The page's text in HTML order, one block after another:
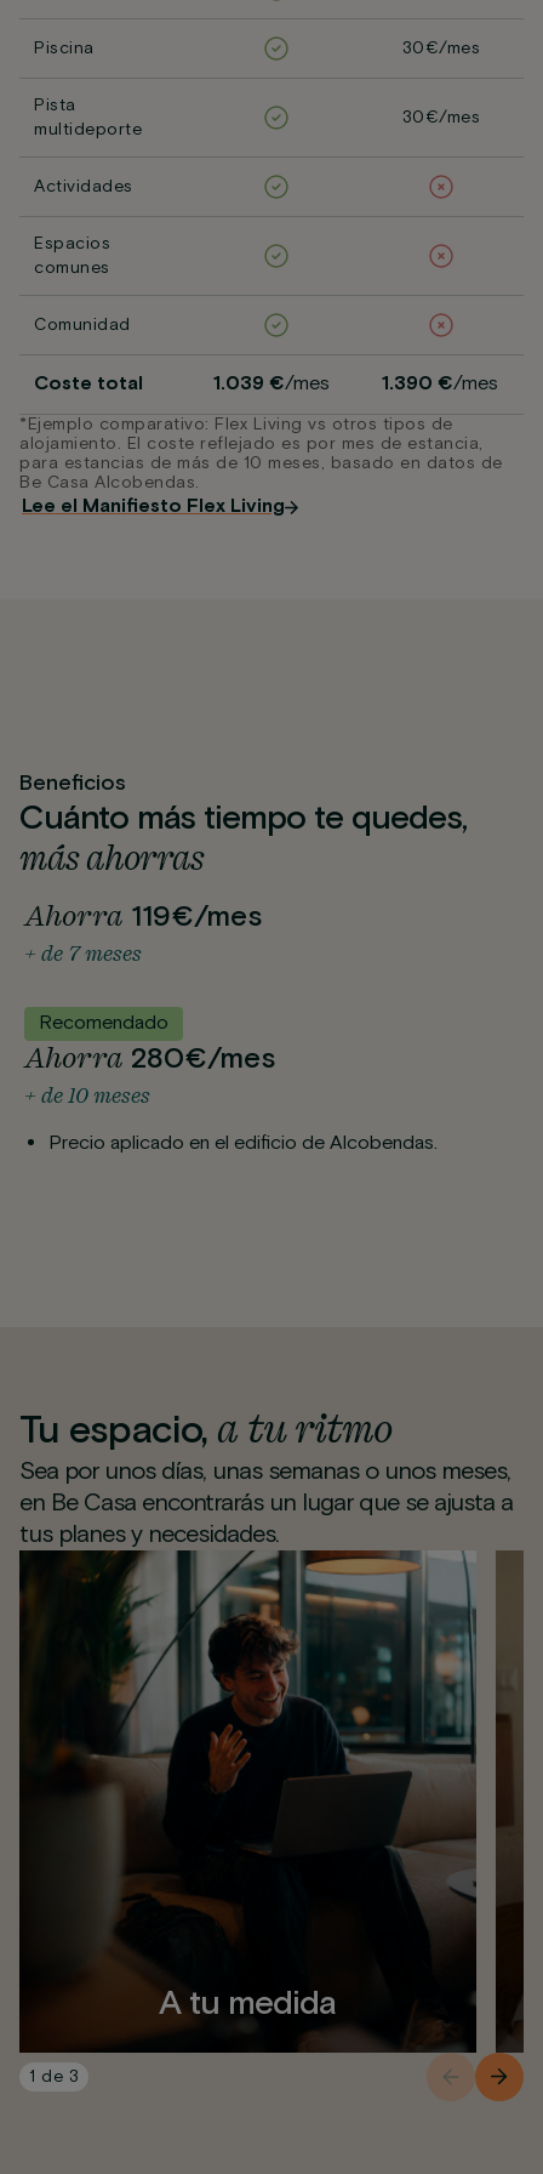
Piscina 30€/mes
Pista
multideporte
30€/mes
Actividades
Espacios
comunes
Comunidad
Coste total 1.039 €/mes 1.390 €/mes
*Ejemplo comparativo: Flex Living vs otros tipos de
alojamiento. El coste reflejado es por mes de estancia,
para estancias de más de 10 meses, basado en datos de
Be Casa Alcobendas.
Lee el Manifiesto Flex Living
Beneficios
Cuánto más tiempo te quedes,
más ahorras
Ahorra 119€/mes
+ de 7 meses
Recomendado
Ahorra 280€/mes
+ de 10 meses
Precio aplicado en el edificio de Alcobendas.
Tu espacio, a tu ritmo
Sea por unos días, unas semanas o unos meses,
en Be Casa encontrarás un lugar que se ajusta a
tus planes y necesidades.
A tu medida
1 de 3